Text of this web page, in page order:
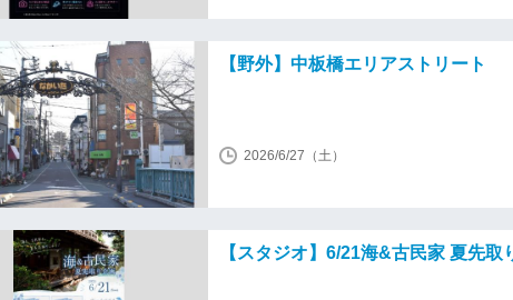
【野外】中板橋エリアストリート
2026/6/27（土）
【スタジオ】6/21海&古民家 夏先取